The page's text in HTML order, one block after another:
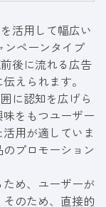
活用して幅広い
ンペーンタイプ
後に流れる広告
えられます。
に認知を広げら
をもつユーザー
用が適していま
プロモーション
め、ユーザーが
のため、直接的